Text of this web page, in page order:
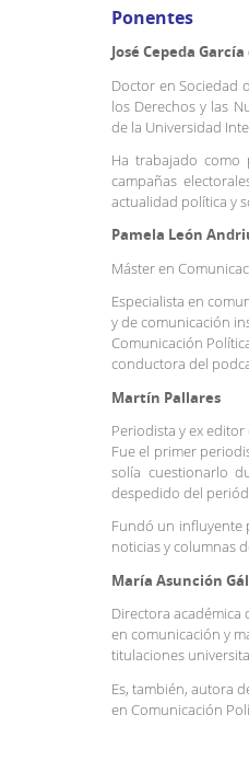
Ponentes
José Cepeda
Doctor en Sociedad
los Derechos y las
de la Universidad
Ha trabajado como
campañas
actualidad política y
Pamela León
Máster en
Especialista en
y de comunicación
Comunicación
conductora del
Martín Pallares
Periodista y ex
Fue el primer
solía cuestionarlo
despedido del
Fundó un influyente
noticias y columnas
María Asunción
Directora
en comunicación y
titulaciones
Es, también, autora
en Comunicación